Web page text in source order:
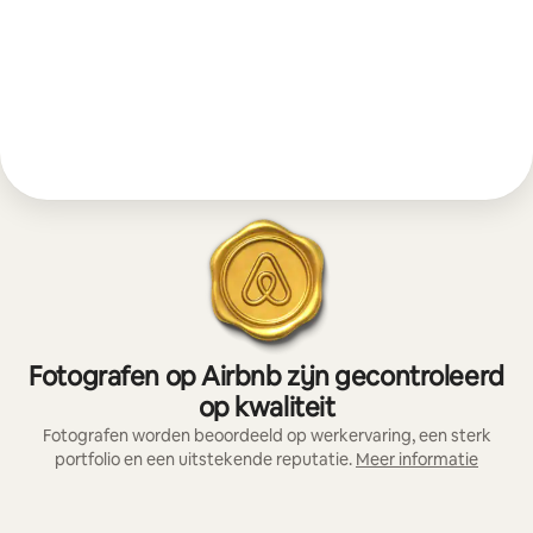
Fotografen op Airbnb zijn gecontroleerd
op kwaliteit
Fotografen worden beoordeeld op werkervaring, een sterk
portfolio en een uitstekende reputatie. Meer informatie